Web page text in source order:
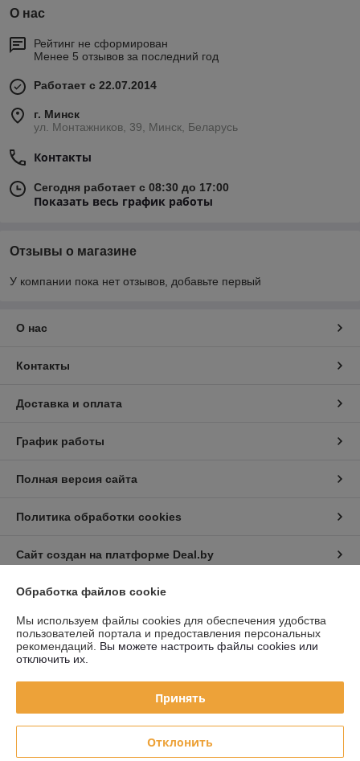
О нас
Рейтинг не сформирован
Менее 5 отзывов за последний год
Работает с 22.07.2014
г. Минск
ул. Монтажников, 39, Минск, Беларусь
Контакты
Сегодня работает с 08:30 до 17:00
Показать весь график работы
Отзывы о магазине
У компании пока нет отзывов, добавьте первый
О нас
Контакты
Доставка и оплата
График работы
Полная версия сайта
Политика обработки cookies
Сайт создан на платформе Deal.by
Юридическое лицо:Частное торговое унитарное предприятие «Авто
Голден Лайт»
220019 г. Минск, ул. Монтажников, д. 39
Регистрационный номер ЕГР: 192282909
Регистрационный орган: Минский горисполком
Дата регистрации компании: 03.06.2014
Обработка файлов cookie
Мы используем файлы cookies для обеспечения удобства
пользователей портала и предоставления персональных
рекомендаций. Вы можете настроить файлы cookies или
отключить их.
Принять
Отклонить